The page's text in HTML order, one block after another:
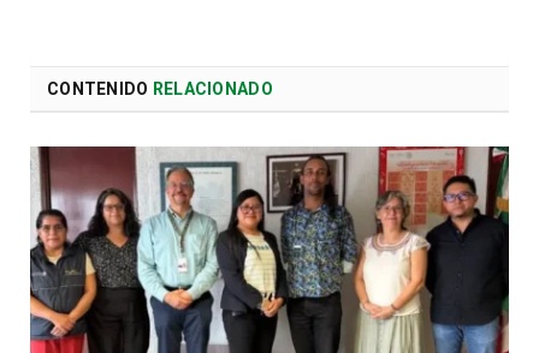
CONTENIDO RELACIONADO